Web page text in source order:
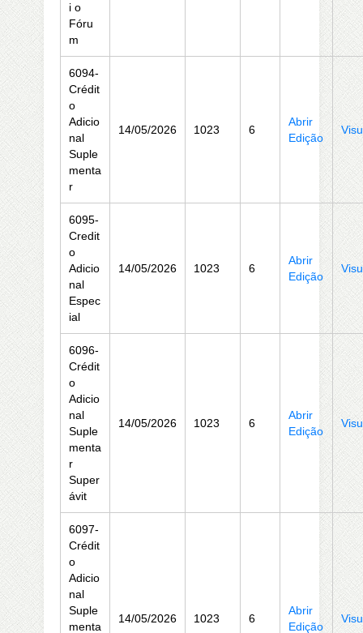
i o
Fóru
m
6094-
Crédit
o
Adicio
nal
Suple
menta
r
14/05/2026 1023 6
Abrir
Edição
6095-
Credit
o
Adicio
nal
Espec
ial
14/05/2026 1023 6
Abrir
Edição
6096-
Crédit
o
Adicio
nal
Suple
menta
r
Super
ávit
14/05/2026 1023 6
Abrir
Edição
6097-
Crédit
o
Adicio
nal
Suple
menta
14/05/2026 1023 6
Abrir
Edição